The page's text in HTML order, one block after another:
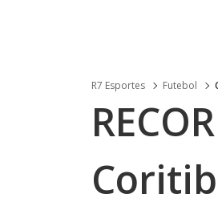
R7 Esportes Futebol